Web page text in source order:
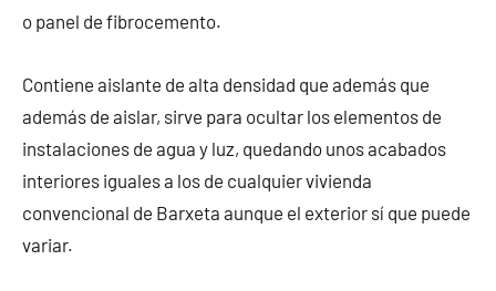
o panel de fibrocemento.
Contiene aislante de alta densidad que además que
además de aislar, sirve para ocultar los elementos de
instalaciones de agua y luz, quedando unos acabados
interiores iguales a los de cualquier vivienda
convencional de Barxeta aunque el exterior sí que puede
variar.